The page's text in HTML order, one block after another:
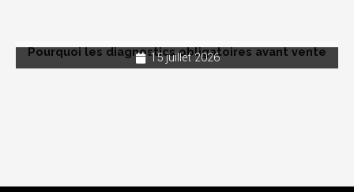
Pourquoi les diagnostics obligatoires avant vente
15 juillet 2026